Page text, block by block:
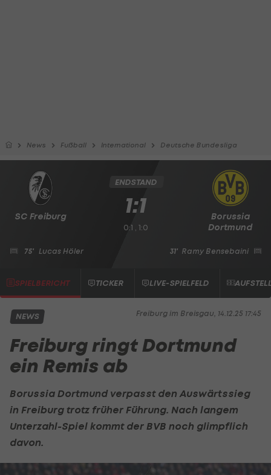
News Fußball International Deutsche Bundesliga
SC Freiburg
Borussia
Dortmund
ENDSTAND
1:1
0:1 , 1:0
75' Lucas Höler 31' Ramy Bensebaini
SPIELBERICHT TICKER LIVE-SPIELFELD
Freiburg im Breisgau, 14.12.25 17:45
NEWS
Freiburg ringt Dortmund
ein Remis ab
Borussia Dortmundverpasst den Auswärtssieg
in Freiburg trotz früher Führung. Nach langem
Unterzahl-Spiel kommt der BVB noch glimpflich
davon.